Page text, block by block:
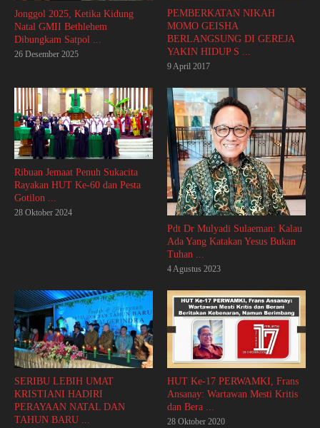
Jonggol 2025, Ketika Kidung
Natal GMII Bethlehem
Dibungkam Satpol ...
26 Desember 2025
PEMBERKATAN NIKAH
MOMO GEISHA
BERLANGSUNG DI GEREJA
YAKIN HIDUP S ...
9 April 2017
Ribuan Jemaat Penuh Sukacita
Rayakan HUT Ke-60 dan Pesta
Gotilon ...
28 Oktober 2024
Pdt Dr Mulyadi Sulaeman: Kalau
Ada Yang Katakan Yesus Bukan
Tuhan ...
4 Agustus 2023
SERIBU LEBIH UMAT
KRISTIANI HADIRI
PERAYAAN NATAL DAN
TAHUN BARU ...
HUT Ke-17 PERWAMKI, Frans
Ansanay: Wartawan Mesti Kritis
dan Bera ...
28 Oktober 2020